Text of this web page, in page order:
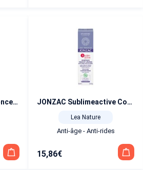
ERBORIAN Super BB Concealer Clair 10 ml JONZAC Sublimeactive Contour Yeux et Lèvres 15 ml
Lea Nature
Anti-âge - Anti-rides
15,86€